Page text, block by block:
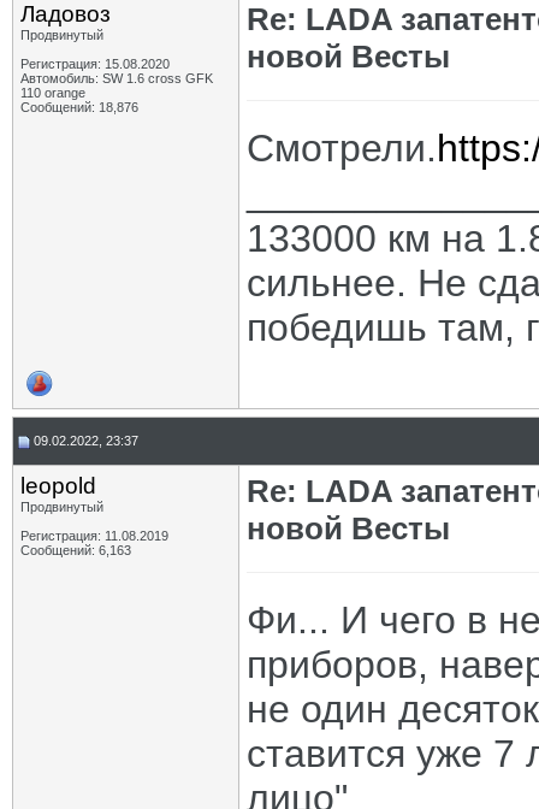
Ладовоз
Продвинутый
Регистрация: 15.08.2020
Автомобиль: SW 1.6 cross GFK
110 orange
Сообщений: 18,876
Re: LADA
новой Весты
Смотрели.
133000 км на
сильнее. Не
победишь там,
09.02.2022, 23:37
leopold
Продвинутый
Регистрация: 11.08.2019
Сообщений: 6,163
Re: LADA
новой Весты
Фи... И чего в
приборов,
не один
ставится уже 7
лицо"